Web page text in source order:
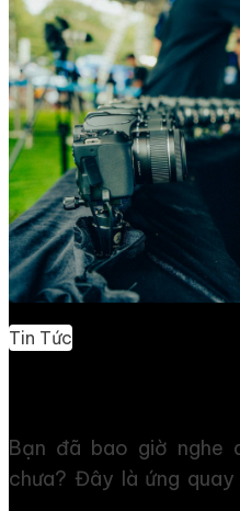
hiện đang trở thành
mạng xã hội trong
ban tổ chức thông báo
Nam để biểu diễn
Heineken. >>Video […]
Tin Tức
Bạn đã bao giờ nghe
chưa? Đây là ứng